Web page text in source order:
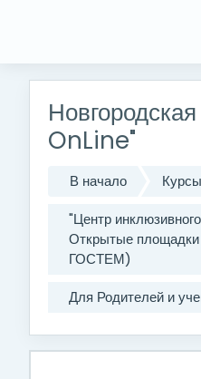
OnLine"
В начало
Курсы
"Центр
Открытые
ГОСТЕМ)
Для Родителей и